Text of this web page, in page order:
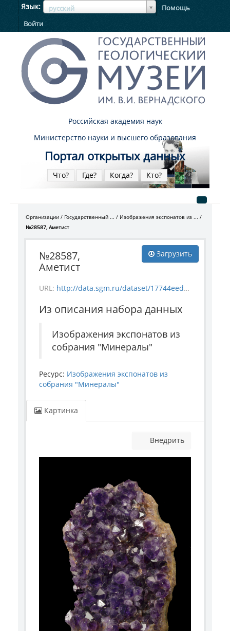
Язык русский
ЯзыкЯзык
Помощь
Войти
Российская академия наук
Министерство науки и высшего образования
Портал открытых данных
Что? Где? Когда? Кто?
Организации Государственный ...
Изображения экспонатов из ...
№28587, Аметист
Загрузить
№28587,
Аметист
URL: http://data.sgm.ru/dataset/17744eed-27fa-4a9a-bc72-4e657fa570af/resource/6011ae06-61d4-4aba-9025-efd7fee5c5a4/download/mineral_28587.jpg
Из описания набора данных
Изображения экспонатов из
собрания "Минералы"
Ресурс: Изображения экспонатов из
собрания "Минералы"
Картинка
Внедрить